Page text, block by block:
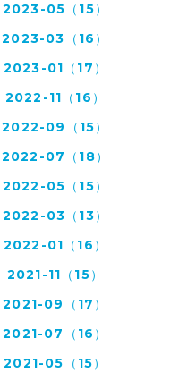
2023-05（15）
2023-03（16）
2023-01（17）
2022-11（16）
2022-09（15）
2022-07（18）
2022-05（15）
2022-03（13）
2022-01（16）
2021-11（15）
2021-09（17）
2021-07（16）
2021-05（15）